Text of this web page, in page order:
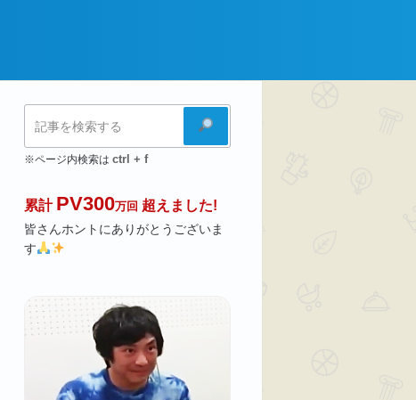
検
索
※ページ内検索は ctrl + f
累計 PV300万回 超えました!
皆さんホントにありがとうございま
す